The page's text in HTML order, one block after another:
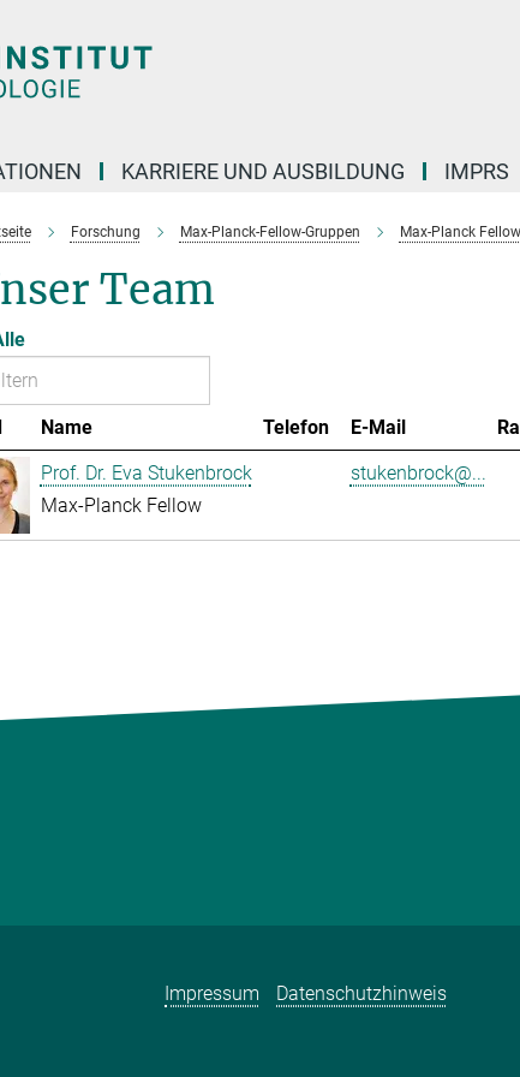
KARRIERE UND AUSBILDUNG IMPRS
Forschung Max-Planck-Fellow-Gruppen Max-Planck
Team
Name Telefon E-Mail
Prof. Dr. Eva Stukenbrock
Max-Planck Fellow
stukenbrock@...
Impressum Datenschutzhinweis